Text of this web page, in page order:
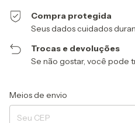
Compra protegida
Seus dados cuidados
Trocas e devoluções
Se não gostar, você pode
Entregas para o CEP:
Meios de envio